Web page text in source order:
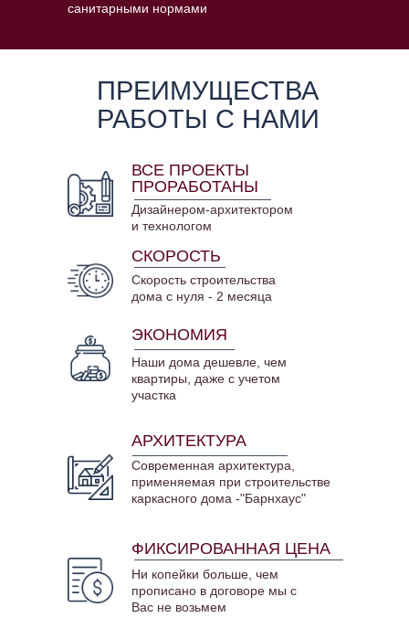
санитарными нормами
ПРЕИМУЩЕСТВА
РАБОТЫ С НАМИ
ВСЕ ПРОЕКТЫ
ПРОРАБОТАНЫ
СКОРОСТЬ
АРХИТЕКТУРА
ФИКСИРОВАННАЯ ЦЕНА
ЭКОНОМИЯ
Дизайнером-архитектором
и технологом
Скорость строительства
дома с нуля - 2 месяца
Современная архитектура,
применяемая при строительстве
каркасного дома -"Барнхаус"
Ни копейки больше, чем
прописано в договоре мы с
Вас не возьмем
Наши дома дешевле, чем
квартиры, даже с учетом
участка